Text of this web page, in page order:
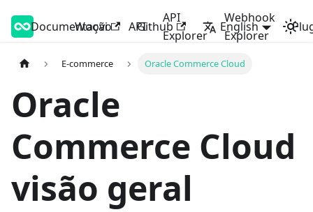
Woovi Developers
Documentação API
API
Explorer
Webhook
Explorer
Woovi Github English
E-commerce Oracle Commerce Cloud
Oracle
Commerce Cloud
visão geral